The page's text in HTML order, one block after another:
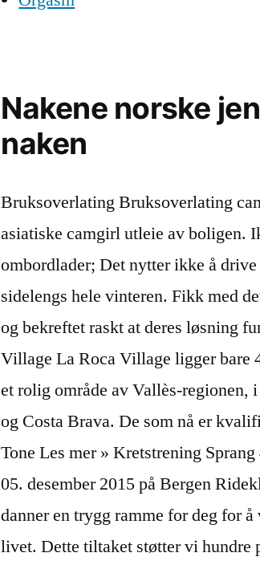
Nakene norske
naken
Bruksoverlating Bruksoverlating
asiatiske camgirl utleie av boligen.
ombordlader; Det nytter ikke å
sidelengs hele vinteren. Fikk med
og bekreftet raskt at deres løsning
Village La Roca Village ligger bare
et rolig område av Vallès-regionen,
og Costa Brava. De som nå er
Tone Les mer » Kretstrening
05. desember 2015 på Bergen
danner en trygg ramme for deg for
livet. Dette tiltaket støtter vi hundre